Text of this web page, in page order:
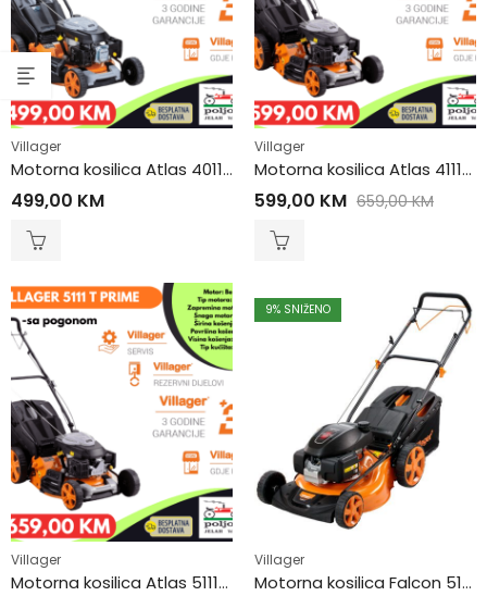
Villager
Motorna kosilica Atlas 4011T PRIME
499,00 KM
Villager
Motorna kosilica Atlas 4111T PRIME
599,00 KM 659,00KM
Villager
Motorna kosilica Atlas 5111T PRIME
9% SNIŽENO
Villager
Motorna kosilica Falcon 5111H